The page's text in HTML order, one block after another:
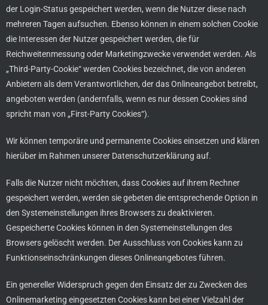
der Login-Status gespeichert werden, wenn die Nutzer diese nach
mehreren Tagen aufsuchen. Ebenso können in einem solchen Cookie
die Interessen der Nutzer gespeichert werden, die für
Reichweitenmessung oder Marketingzwecke verwendet werden. Als
„Third-Party-Cookie“ werden Cookies bezeichnet, die von anderen
Anbietern als dem Verantwortlichen, der das Onlineangebot betreibt,
angeboten werden (andernfalls, wenn es nur dessen Cookies sind
spricht man von „First-Party Cookies“).
Wir können temporäre und permanente Cookies einsetzen und klären
hierüber im Rahmen unserer Datenschutzerklärung auf.
Falls die Nutzer nicht möchten, dass Cookies auf ihrem Rechner
gespeichert werden, werden sie gebeten die entsprechende Option in
den Systemeinstellungen ihres Browsers zu deaktivieren.
Gespeicherte Cookies können in den Systemeinstellungen des
Browsers gelöscht werden. Der Ausschluss von Cookies kann zu
Funktionseinschränkungen dieses Onlineangebotes führen.
Ein genereller Widerspruch gegen den Einsatz der zu Zwecken des
Onlinemarketing eingesetzten Cookies kann bei einer Vielzahl der